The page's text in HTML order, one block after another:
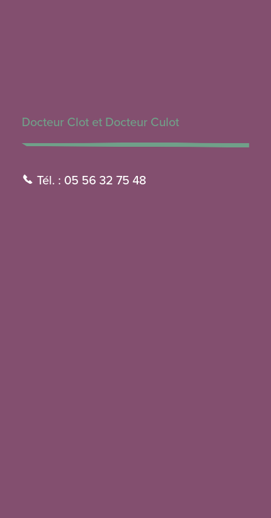
Docteur Clot et Docteur Culot
Tél. : 05 56 32 75 48